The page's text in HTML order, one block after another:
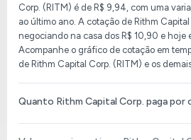
Corp. (RITM) é de R$ 9,94, com uma
ao último ano. A cotação de Rithm
negociando na casa dos R$ 10,90 e hoje
Acompanhe o gráfico de cotação em
de Rithm Capital Corp. (RITM) e os
Quanto Rithm Capital Corp. paga por